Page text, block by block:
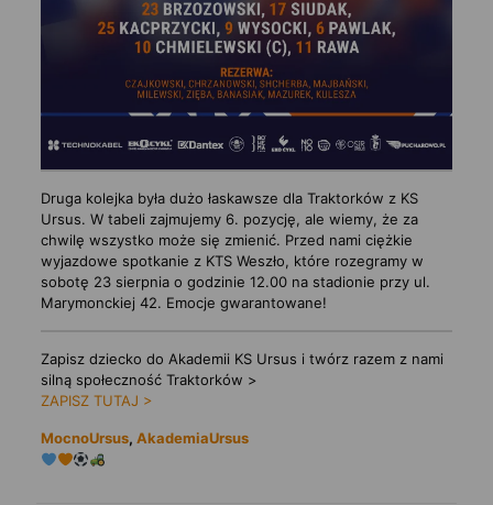
Druga kolejka była dużo łaskawsze dla Traktorków z KS
Ursus. W tabeli zajmujemy 6. pozycję, ale wiemy, że za
chwilę wszystko może się zmienić. Przed nami ciężkie
wyjazdowe spotkanie z KTS Weszło, które rozegramy w
sobotę 23 sierpnia o godzinie 12.00 na stadionie przy ul.
Marymonckiej 42. Emocje gwarantowane!
Zapisz dziecko do Akademii KS Ursus i twórz razem z nami
silną społeczność Traktorków >
ZAPISZ TUTAJ >
MocnoUrsus, AkademiaUrsus